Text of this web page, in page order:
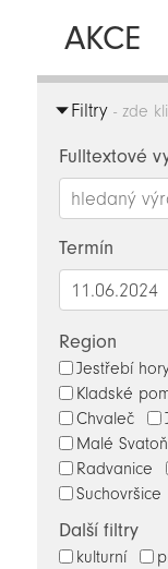
AKCE
Filtry- zde
Fulltextové
Termín
Region
Jestřebí
Kladské
Chvaleč
Malé
Radvanice
Suchovršice
Další filtry
kulturní